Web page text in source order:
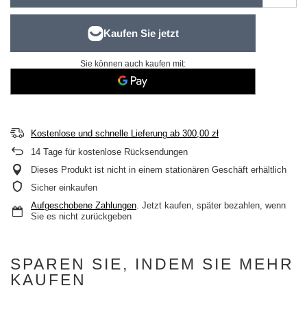
Sie können auch kaufen mit:
Kostenlose und schnelle Lieferung ab 300,00 zł
14 Tage für kostenlose Rücksendungen
Dieses Produkt ist nicht in einem stationären Geschäft erhältlich
Sicher einkaufen
Aufgeschobene Zahlungen. Jetzt kaufen, später bezahlen, wenn
Sie es nicht zurückgeben
SPAREN SIE, INDEM SIE MEHR
KAUFEN